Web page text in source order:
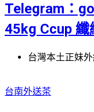
Telegram：
45kg Ccup 纖
台灣本土正妹
台南外送茶